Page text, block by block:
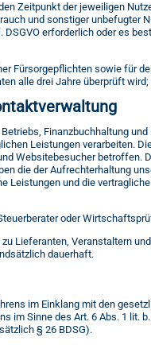
Zeitpunkt der jeweiligen
und sonstiger unbefugter
erforderlich oder es
Fürsorgepflichten sowie für
alle drei Jahre überprüft
Finanzbuchhaltung
Leistungen verarbeiten.
Websitebesucher
die der Aufrechterhaltung
Leistungen und die
oder
Lieferanten, Veranstaltern
dauerhaft.
im Einklang mit den
Sinne des Art. 6 Abs. 1 lit.
§ 26 BDSG).